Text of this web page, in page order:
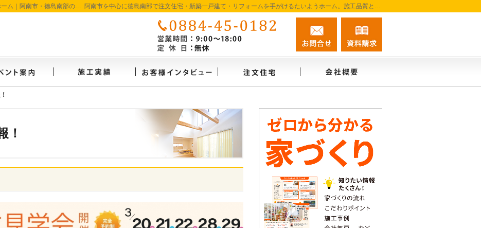
！
阿南市を中心に徳島南部で注文住宅・新築一戸建て・リフォームを手がけるたいようホーム。施工品質と誠実な対応を大切に、家づくりを一貫してサポートします。
徳島で注文住宅を建てるなら たいようホーム｜阿南市・徳島南部の地域密着工務店
0884-45-0182
営業時間9:00～18:00 定休日：無休